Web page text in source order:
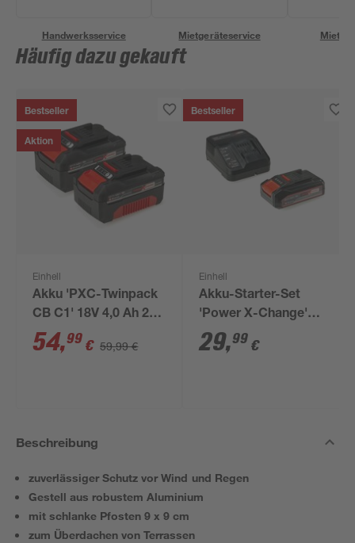
Handwerksservice Mietgeräteservice
Häufig dazu gekauft
Bestseller
Aktion
Einhell
Akku 'PXC-Twinpack
CB C1' 18V 4,0 Ah 2
Stück
54,99 € 59,99 €
Bestseller
Einhell
Akku-Starter-Set
'Power X-Change'
Ladegerät und Akku
18 V 2,5 Ah
29,99 €
Beschreibung
zuverlässiger Schutz vor Wind und Regen
Gestell aus robustem Aluminium
mit schlanke Pfosten 9 x 9 cm
zum Überdachen von Terrassen